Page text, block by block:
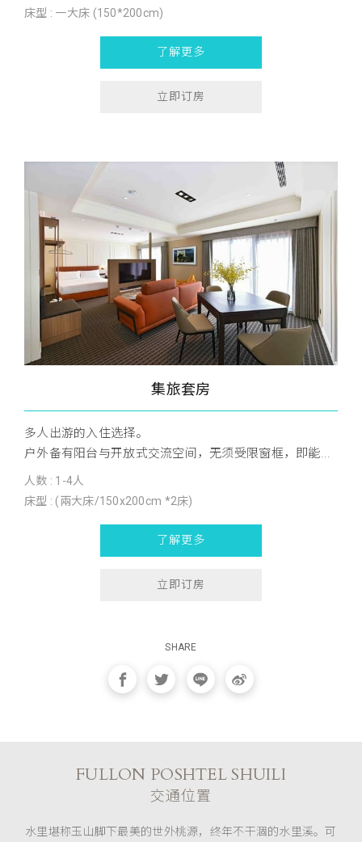
床型 : 一大床 (150*200cm)
了解更多
立即订房
集旅套房
多人出游的入住选择。
户外备有阳台与开放式交流空间，无须受限窗框，即能...
人数 : 1-4人
床型 : (兩大床/150x200cm *2床)
了解更多
立即订房
SHARE
FULLON POSHTEL SHUILI
交通位置
水里堪称玉山脚下最美的世外桃源，终年不干涸的水里溪。可